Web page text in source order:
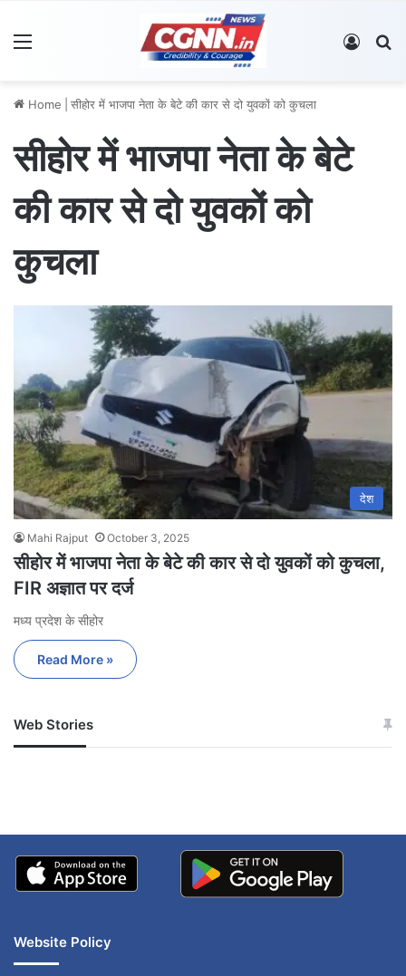
Log In
Home सीहोर में भाजपा नेता के बेटे की कार से दो युवकों को कुचला
सीहोर में भाजपा नेता के बेटे
की कार से दो युवकों को
कुचला
देश
Mahi Rajput October 3, 2025
सीहोर में भाजपा नेता के बेटे की कार से दो युवकों को कुचला,
FIR अज्ञात पर दर्ज
मध्य प्रदेश के सीहोर
Read More »
Web Stories
जम्मू-कश्मीर में बारिश से
अपडेट
खाई में धक्का… आरोपियों ने
Website Policy